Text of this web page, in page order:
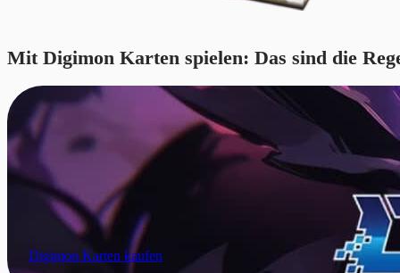
Mit Digimon Karten spielen: Das sind die
Digimon Karten kaufen